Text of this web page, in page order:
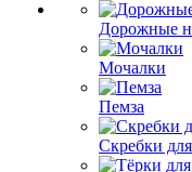
Дорожные
Мочалки
Пемза
Скребки